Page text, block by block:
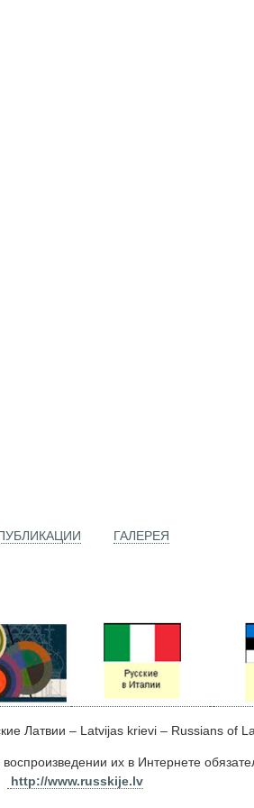
ГАЛЕРЕЯ
Латвии – Latvijas krievi – Russians of
их в Интернете
http://www.russkije.lv